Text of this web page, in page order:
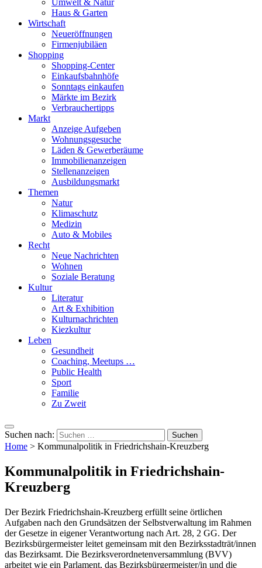
Umwelt & Natur
Haus & Garten
Wirtschaft
Neueröffnungen
Firmenjubiläen
Shopping
Shopping-Center
Einkaufsbahnhöfe
Sonntags einkaufen
Märkte im Bezirk
Verbrauchertipps
Markt
Anzeige Aufgeben
Wohnungsgesuche
Läden & Gewerberäume
Immobilienanzeigen
Stellenanzeigen
Ausbildungsmarkt
Themen
Natur
Klimaschutz
Medizin
Auto & Mobiles
Recht
Neue Nachrichten
Wohnen
Soziale Beratung
Kultur
Literatur
Art & Exhibition
Kulturnachrichten
Kiezkultur
Leben
Gesundheit
Coaching, Meetups …
Public Health
Sport
Familie
Zu Zweit
Suchen nach:
Home > Kommunalpolitik in Friedrichshain-Kreuzberg
Kommunalpolitik in Friedrichshain-
Kreuzberg
Der Bezirk Friedrichshain-Kreuzberg erfüllt seine örtlichen
Aufgaben nach den Grundsätzen der Selbstverwaltung im Rahmen
der Gesetze in eigener Verantwortung nach Art. 28, 2 GG. Der
Bezirksbürgermeister leitet gemeinsam mit den Bezirksstadträt/innen
das Bezirksamt. Die Bezirksverordnetenversammlung (BVV)
arbeitet wie ein Parlament, das Bezirksbürgermeister/in und die